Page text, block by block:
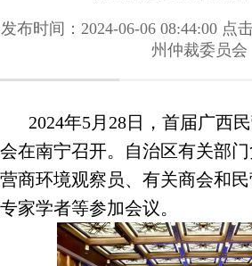
发布时间：2024-06-06 08:44:00 点
州仲裁委员会
2024年5月28日，首届广西
会在南宁召开。自治区有关部
营商环境观察员、有关商会和
专家学者等参加会议。